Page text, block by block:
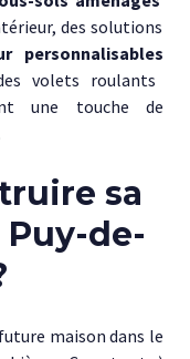
des solutions
personnalisables
volets roulants
une touche de
sa
de-
maison dans le